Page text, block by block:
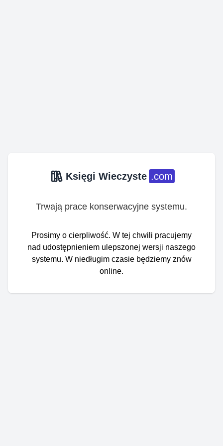
Księgi Wieczyste .com
Trwają prace konserwacyjne systemu.
Prosimy o cierpliwość. W tej chwili pracujemy
nad udostępnieniem ulepszonej wersji naszego
systemu. W niedługim czasie będziemy znów
online.